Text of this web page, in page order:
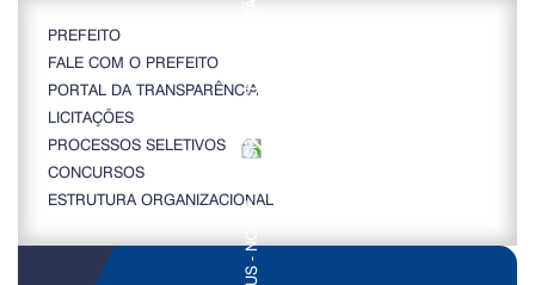
PREFEITO
FALE COM O PREFEITO
PORTAL DA TRANSPARÊNCIA
LICITAÇÕES
PROCESSOS SELETIVOS
CONCURSOS
ESTRUTURA ORGANIZACIONAL